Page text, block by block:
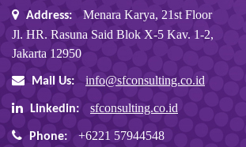
Address:
Menara Karya, 21st Floor
Jl. HR. Rasuna Said Blok X-5 Kav. 1-2,
Jakarta 12950
Mail Us: info@sfconsulting.co.id
Linkedin: sfconsulting.co.id
Phone: +6221 57944548